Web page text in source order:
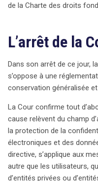
de la Charte des droits
L’arrêt de la
Dans son arrêt de ce jour,
s’oppose à une
conservation généralisée
La Cour confirme tout
cause relèvent du champ
la protection de la
électroniques et des
directive, s’applique aux
autre que les utilisateurs,
d’entités privées ou